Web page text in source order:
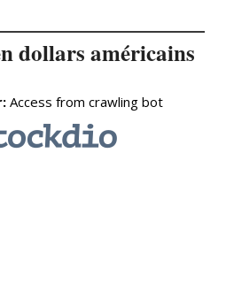
dollars américains